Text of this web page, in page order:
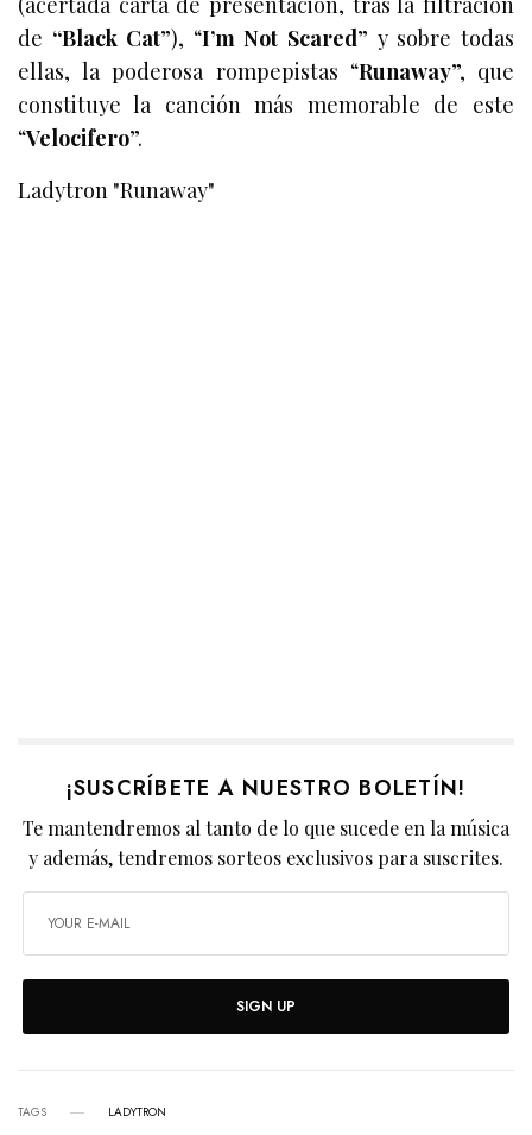
de “Black Cat”), “I’m Not Scared” y sobre todas
ellas, la poderosa rompepistas “Runaway”, que
constituye la canción más memorable de este
“Velocifero”.
Ladytron "Runaway"
¡SUSCRÍBETE A NUESTRO BOLETÍN!
Te mantendremos al tanto de lo que sucede en la música
y además, tendremos sorteos exclusivos para suscrites.
SIGN UP
TAGS LADYTRON